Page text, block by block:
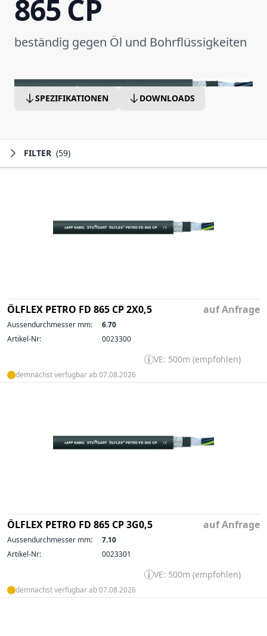
865 CP
beständig gegen Öl und Bohrflüssigkeiten
SPEZIFIKATIONEN DOWNLOADS
FILTER (59)
ÖLFLEX PETRO FD 865 CP 2X0,5 auf Anfrage
Aussendurchmesser mm:
6.70
Artikel-Nr:
0023300
VE: 500m (empfohlen)
demnächst verfügbar ab 07.08.2026
ÖLFLEX PETRO FD 865 CP 3G0,5 auf Anfrage
Aussendurchmesser mm:
7.10
Artikel-Nr:
0023301
VE: 500m (empfohlen)
demnächst verfügbar ab 07.08.2026